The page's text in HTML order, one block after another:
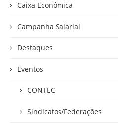
Caixa Econômica
Campanha Salarial
Destaques
Eventos
CONTEC
Sindicatos/Federações